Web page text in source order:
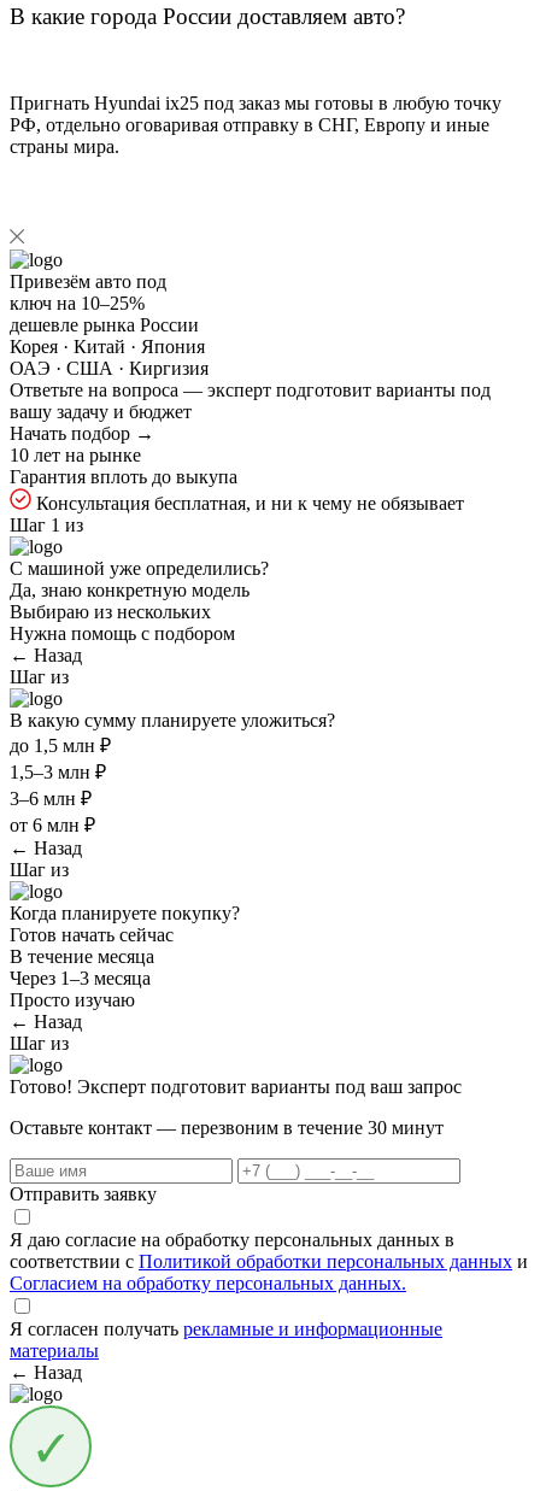
В какие города России доставляем авто?
Пригнать Hyundai ix25 под заказ мы готовы в любую точку
РФ, отдельно оговаривая отправку в СНГ, Европу и иные
страны мира.
Привезём авто под
ключ на 10–25%
дешевле рынка России
Корея · Китай · Япония
ОАЭ · США · Киргизия
Ответьте на вопроса — эксперт подготовит варианты под
вашу задачу и бюджет
Начать подбор →
10 лет на рынке
Гарантия вплоть до выкупа
Консультация бесплатная, и ни к чему не обязывает
Шаг 1 из
С машиной уже определились?
Да, знаю конкретную модель
Выбираю из нескольких
Нужна помощь с подбором
← Назад
Шаг из
В какую сумму планируете уложиться?
до 1,5 млн ₽
1,5–3 млн ₽
3–6 млн ₽
от 6 млн ₽
← Назад
Шаг из
Когда планируете покупку?
Готов начать сейчас
В течение месяца
Через 1–3 месяца
Просто изучаю
← Назад
Шаг из
Готово! Эксперт подготовит варианты под ваш запрос
Оставьте контакт — перезвоним в течение 30 минут
Отправить заявку
Я даю согласие на обработку персональных данных в
соответствии с Политикой обработки персональных данных и
Согласием на обработку персональных данных.
Я согласен получать рекламные и информационные
материалы
← Назад